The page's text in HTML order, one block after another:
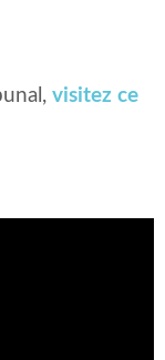
visitez ce